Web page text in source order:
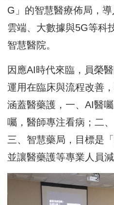
G」的智慧醫療佈局，導
雲端、大數據與5G等科
智慧醫院。
因應AI時代來臨，員榮
運用在臨床與流程改善
涵蓋醫藥護，一、AI醫
囑，醫師專注看病；二
三、智慧藥局，目標是
並讓醫藥護等專業人員減